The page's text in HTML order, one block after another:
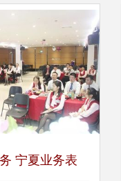
宁夏业务表